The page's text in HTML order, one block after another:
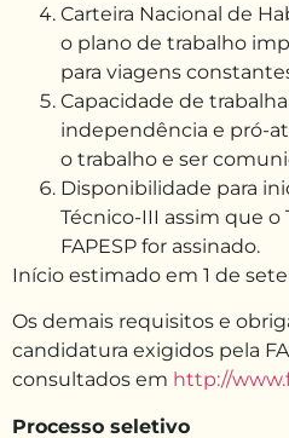
Carteira Nacional de
o plano de trabalho
para viagens
Capacidade de
independência e pró-
o trabalho e ser
Disponibilidade para
Técnico-III assim que
FAPESP for assinado.
Início estimado em 1 de
Os demais requisitos e
candidatura exigidos pela
consultados em http://
Processo seletivo